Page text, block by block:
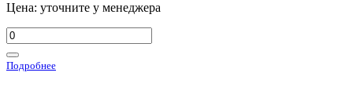
Цена: уточните у менеджера
Подробнее